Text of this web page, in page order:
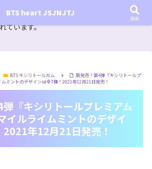
ン2放送決定！いつから始まる？インザスープの放送開始日・視聴
は？【In the SOOP BTS ver. Season 2】
ています。
BTS キシリトールガム
新発売！第4弾『キシリトールプ
ミントのデザインは全7種！2021年12月21日発売！
『キシリトールプレミアム
イルライムミントのデザイ
年12月21日発売！
BTS heart JSJNJTJ
検索